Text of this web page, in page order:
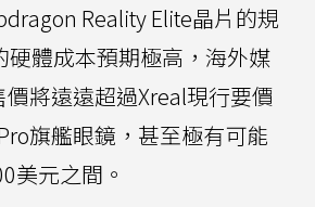
Reality Elite晶片的規
硬體成本預期極高，海外媒
將遠遠超過Xreal現行要價
旗艦眼鏡，甚至極有可能
美元之間。